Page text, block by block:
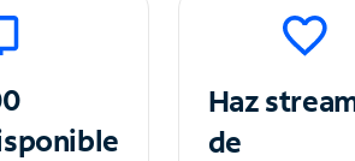
Haz
de